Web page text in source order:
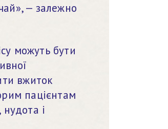
— залежно
можуть бути
вжиток
пацієнтам
і